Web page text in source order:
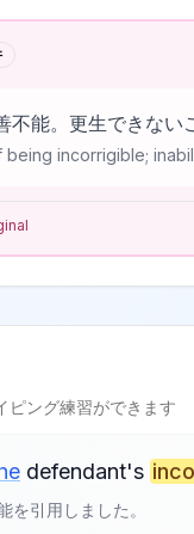
不能。更生できない
being incorrigible;
ピング練習ができます
defendant's
を引用しました。